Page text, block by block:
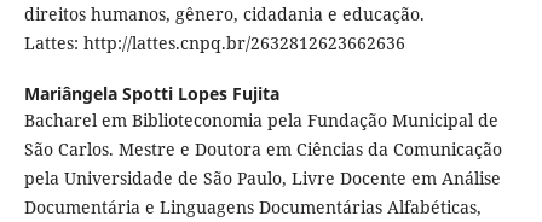
direitos humanos, gênero, cidadania e educação.
Lattes: http://lattes.cnpq.br/2632812623662636
Mariângela Spotti Lopes Fujita
Bacharel em Biblioteconomia pela Fundação Municipal de
São Carlos. Mestre e Doutora em Ciências da Comunicação
pela Universidade de São Paulo, Livre Docente em Análise
Documentária e Linguagens Documentárias Alfabéticas,